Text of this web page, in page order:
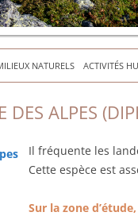
NATURELS ACTIVITÉS
DES ALPES
Il fréquente les
Cette espèce est
Sur la zone